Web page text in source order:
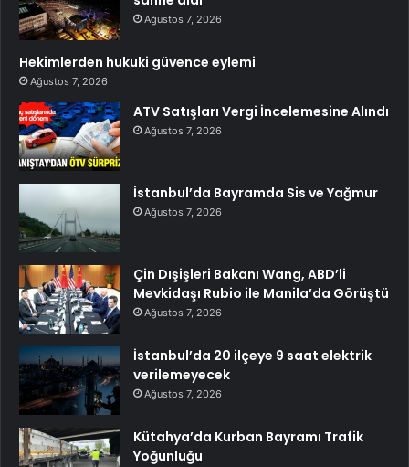
Ağustos 7, 2026
Hekimlerden hukuki güvence eylemi
Ağustos 7, 2026
ATV Satışları Vergi İncelemesine Alındı
Ağustos 7, 2026
İstanbul’da Bayramda Sis ve Yağmur
Ağustos 7, 2026
Çin Dışişleri Bakanı Wang, ABD’li
Mevkidaşı Rubio ile Manila’da Görüştü
Ağustos 7, 2026
İstanbul’da 20 ilçeye 9 saat elektrik
verilemeyecek
Ağustos 7, 2026
Kütahya’da Kurban Bayramı Trafik
Yoğunluğu